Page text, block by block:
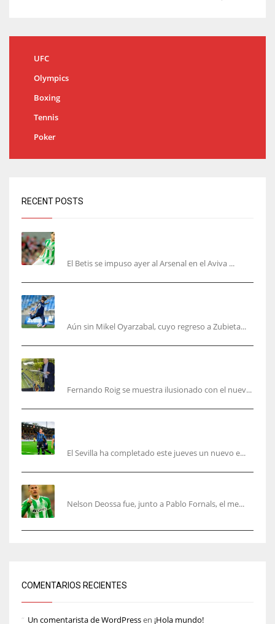
UFC
Olympics
Boxing
Tennis
Poker
RECENT POSTS
El Betis se impuso ayer al Arsenal en el Aviva ...
Aún sin Mikel Oyarzabal, cuyo regreso a Zubieta...
Fernando Roig se muestra ilusionado con el nuev...
El Sevilla ha completado este jueves un nuevo e...
Nelson Deossa fue, junto a Pablo Fornals, el me...
COMENTARIOS RECIENTES
Un comentarista de WordPressen ¡Hola mundo!